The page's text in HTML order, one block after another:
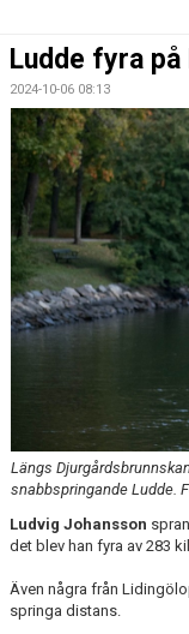
Ludde fyra
2024-10-06 08:13
Längs
snabbspringande Ludde.
Ludvig Johansson
det blev han fyra av 283
Även några från
springa distans.